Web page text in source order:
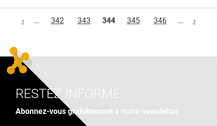
‹
… 342 343 344 345 346 … ›
RESTEZ INFORMÉ
Abonnez-vous gratuitement à notre newsletter